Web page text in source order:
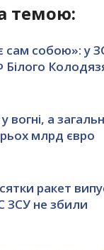
темою:
сам собою»: у
вогні, а
млрд євро
ракет
ЗСУ не збили